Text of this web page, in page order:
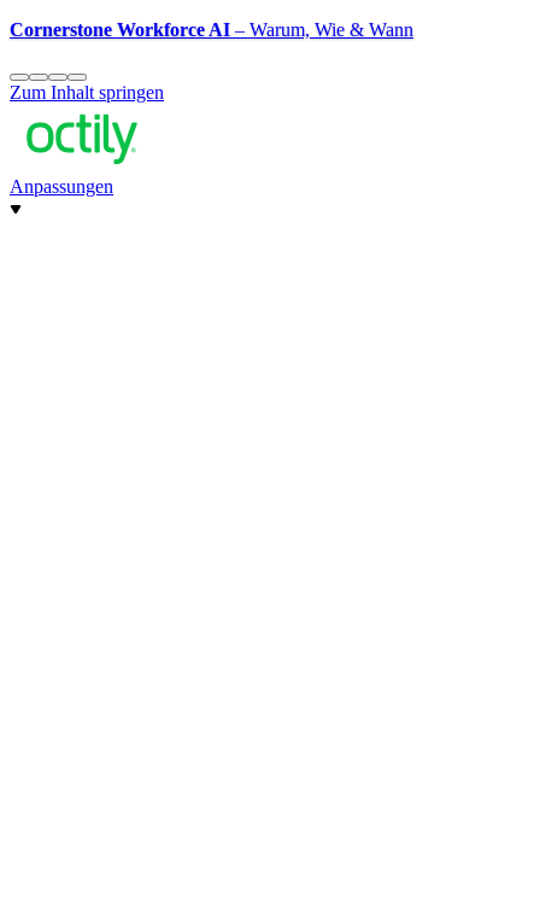
Cornerstone Workforce AI– Warum, Wie & Wann
Zum Inhalt springen
Anpassungen